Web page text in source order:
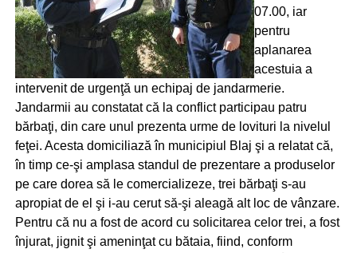
07.00, iar
pentru
aplanarea
acestuia a
intervenit de urgenţă un echipaj de jandarmerie.
Jandarmii au constatat că la conflict participau patru
bărbaţi, din care unul prezenta urme de lovituri la nivelul
feţei. Acesta domiciliază în municipiul Blaj şi a relatat că,
în timp ce-şi amplasa standul de prezentare a produselor
pe care dorea să le comercializeze, trei bărbaţi s-au
apropiat de el şi i-au cerut să-şi aleagă alt loc de vânzare.
Pentru că nu a fost de acord cu solicitarea celor trei, a fost
înjurat, jignit şi ameninţat cu bătaia, fiind, conform